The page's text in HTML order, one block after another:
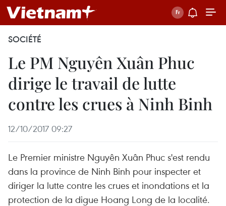
SOCIÉTÉ
Le PM Nguyên Xuân Phuc
dirige le travail de lutte
contre les crues à Ninh Binh
12/10/2017 09:27
Le Premier ministre Nguyên Xuân Phuc s'est rendu
dans la province de Ninh Binh pour inspecter et
diriger la lutte contre les crues et inondations et la
protection de la digue Hoang Long de la localité.